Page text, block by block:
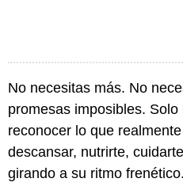
No necesitas más. No
promesas imposibles.
reconocer lo que
descansar, nutrirte,
girando a su ritmo